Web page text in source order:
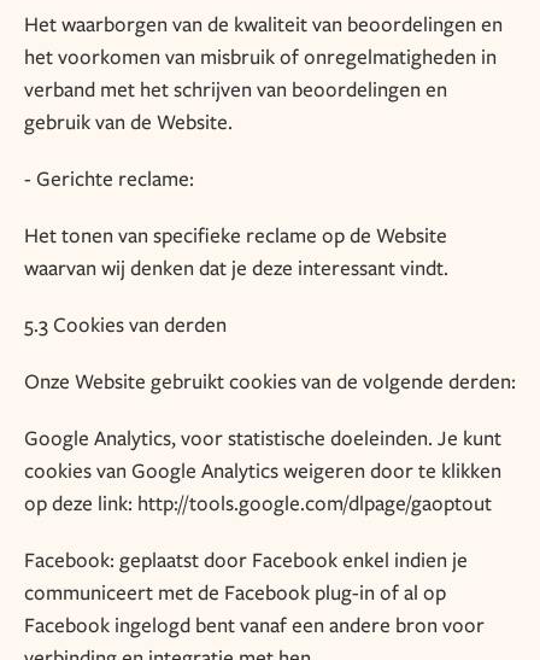
Het waarborgen van de kwaliteit van beoordelingen en
het voorkomen van misbruik of onregelmatigheden in
verband met het schrijven van beoordelingen en
gebruik van de Website.
- Gerichte reclame:
Het tonen van specifieke reclame op de Website
waarvan wij denken dat je deze interessant vindt.
5.3 Cookies van derden
Onze Website gebruikt cookies van de volgende derden:
Google Analytics, voor statistische doeleinden. Je kunt
cookies van Google Analytics weigeren door te klikken
op deze link: http://tools.google.com/dlpage/gaoptout
Facebook: geplaatst door Facebook enkel indien je
communiceert met de Facebook plug-in of al op
Facebook ingelogd bent vanaf een andere bron voor